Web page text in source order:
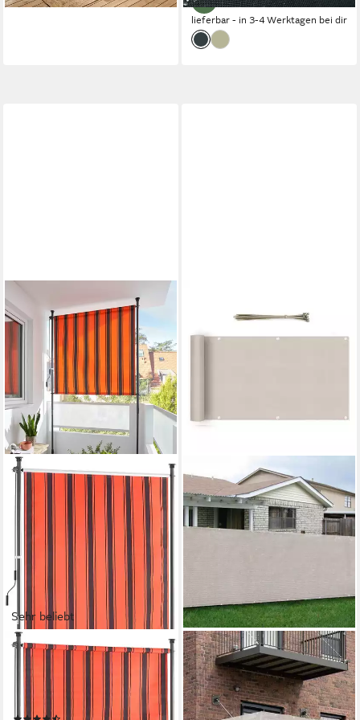
lieferbar - in 3-4 Werktagen bei dir
Sehr beliebt
KONIFERA
Senkrechtmarkise Costa Azul
BxH: 150x225 cm, mit
Teleskop-Funktion
SEKEY
Balkonsichtschutz Balkon
Sichtschutz aus 220g/m²
HDPE Balkonbespannung zum